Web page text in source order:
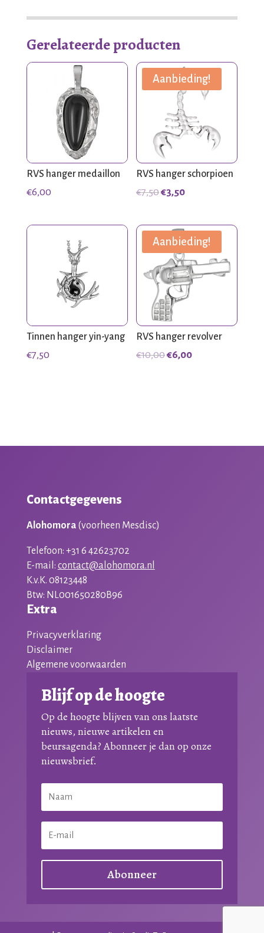
Gerelateerde producten
RVS hanger medaillon
€6,00
Aanbieding!
RVS hanger schorpioen
€7,50Oorspronkelijke
was:
€7,50.
€3,50Huidige
is:
€3,50.
Tinnen hanger yin-yang
€7,50
Aanbieding!
RVS hanger revolver
€10,00Oorspronkelijke
€6,00Huidige
Contactgegevens
Alohomora(voorheen Mesdisc)
Telefoon: +31 6 42623702
E-mail: contact@alohomora.nl
K.v.K. 08123448
Btw: NL001650280B96
Extra
Privacyverklaring
Disclaimer
Algemene voorwaarden
Blijf op de hoogte
Op de hoogte blijven van ons laatste
nieuws, nieuwe artikelen en
beursagenda? Abonneer je dan op onze
nieuwsbrief.
Abonneer